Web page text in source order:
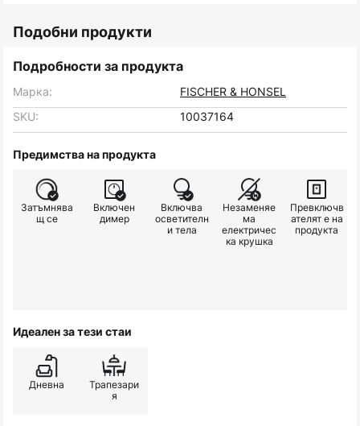
Подобни продукти
Подробности за продукта
Марка:
FISCHER & HONSEL
SKU:
10037164
Предимства на продукта
Затъмнява
щ се
Включен
димер
Включва
осветителн
и тела
Незаменяе
ма
електричес
ка крушка
Превключв
ателят е на
продукта
Идеален за тези стаи
Дневна
Трапезари
я